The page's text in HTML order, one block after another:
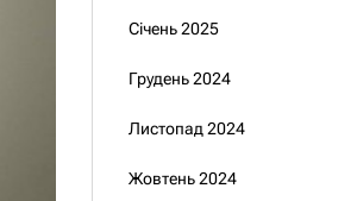
Січень 2025
Грудень 2024
Листопад 2024
Жовтень 2024